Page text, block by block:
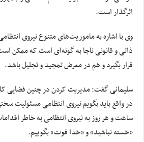
اثرگذار است.
وی با اشاره به ماموریت‌های متنوع نیروی
ذاتی و قانونی ناجا به گونه‌ای است که ممکن
قرار بگیرد و هم در معرض تمجید و تجلیل باشد.
سلیمانی گفت: مدیریت کردن در چنین
در واقع باید بگویم نیروی انتظامی مسئولیت
ساعت و هر روز به نیروی انتظامی به خاطر
«خسته نباشید» و «خدا قوت» بگوییم.